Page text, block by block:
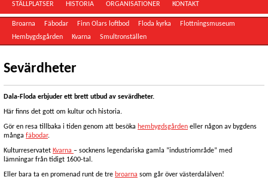
STÄLLPLATSER HISTORIA ORGANISATIONER KONTAKT
Broarna Fäbodar Finn Olars loftbod Floda kyrka
Flottningsmuseum
Hembygdsgården
Kvarna Smultronställen
Sevärdheter
Dala-Floda erbjuder ett brett utbud av sevärdheter.
Här finns det gott om kultur och historia.
Gör en resa tillbaka i tiden genom att besöka hembygdsgården eller någon av bygdens
många fäbodar.
Kulturreservatet Kvarna – socknens legendariska gamla ”industriområde” med
lämningar från tidigt 1600-tal.
Eller bara ta en promenad runt de tre broarna som går över västerdalälven!